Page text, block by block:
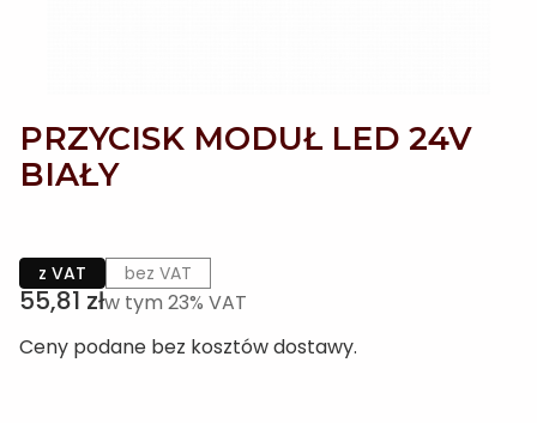
PRZYCISK MODUŁ LED 24V
BIAŁY
z VAT bez VAT
Cena
55,81 złw tym 23% VAT
w tym 23% VAT
Ceny podane bez kosztów dostawy.